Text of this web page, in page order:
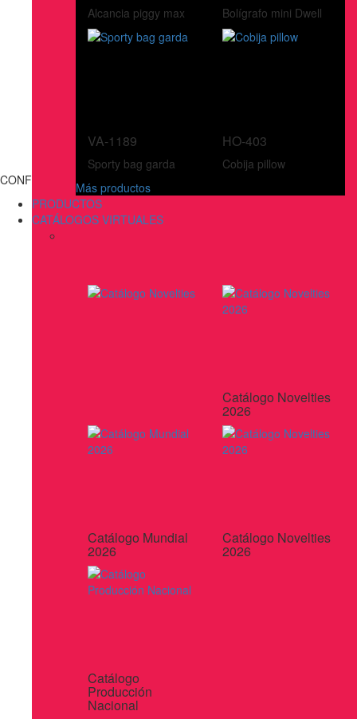
Alcancia piggy max Bolígrafo mini Dwell
VA-1189
Sporty bag garda
HO-403
Cobija pillow
Más productos
PRODUCTOS
CATÁLOGOS VIRTUALES
Catálogo Novelties
2026
Catálogo Mundial
2026
Catálogo Novelties
2026
Catálogo
Producción
Nacional
CONFECCIONES